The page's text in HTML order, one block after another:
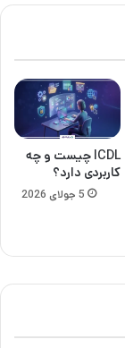
ICDL چیست و چه
کاربردی دارد؟
5 جولای 2026